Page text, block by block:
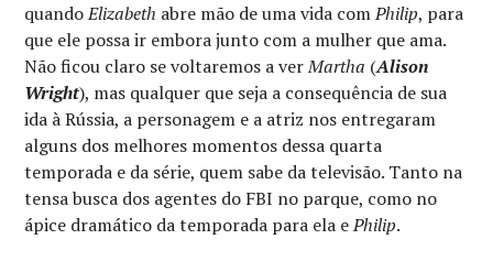
quandoElizabeth abre mão de uma vida comPhilip, para
que ele possa ir embora junto com a mulher que ama.
Não ficou claro se voltaremos a verMartha (Alison
Wright), mas qualquer que seja a consequência de sua
ida à Rússia, a personagem e a atriz nos entregaram
alguns dos melhores momentos dessa quarta
temporada e da série, quem sabe da televisão. Tanto na
tensa busca dos agentes do FBI no parque, como no
ápice dramático da temporada para ela ePhilip.